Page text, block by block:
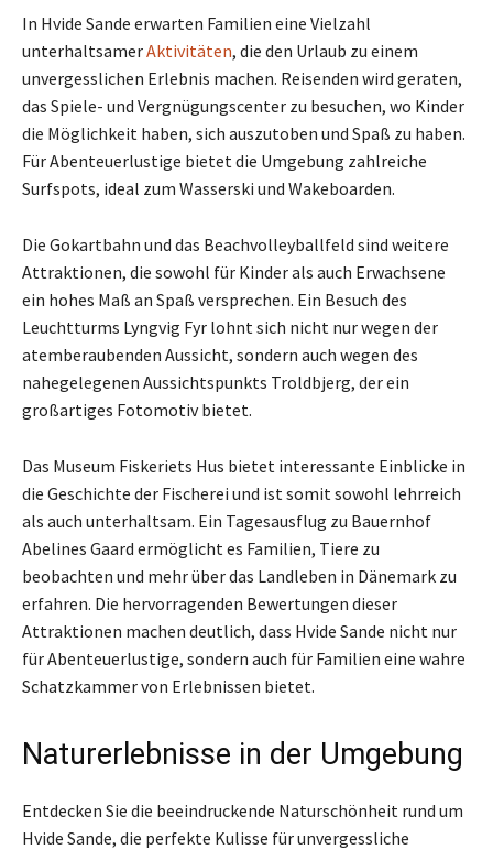
In Hvide Sande erwarten Familien eine Vielzahl
unterhaltsamerAktivitäten, die den Urlaub zu einem
unvergesslichen Erlebnis machen. Reisenden wird geraten,
das Spiele- und Vergnügungscenter zu besuchen, wo Kinder
die Möglichkeit haben, sich auszutoben und Spaß zu haben.
Für Abenteuerlustige bietet die Umgebung zahlreiche
Surfspots, ideal zum Wasserski und Wakeboarden.
Die Gokartbahn und das Beachvolleyballfeld sind weitere
Attraktionen, die sowohl für Kinder als auch Erwachsene
ein hohes Maß an Spaß versprechen. Ein Besuch des
Leuchtturms Lyngvig Fyr lohnt sich nicht nur wegen der
atemberaubenden Aussicht, sondern auch wegen des
nahegelegenen Aussichtspunkts Troldbjerg, der ein
großartiges Fotomotiv bietet.
Das Museum Fiskeriets Hus bietet interessante Einblicke in
die Geschichte der Fischerei und ist somit sowohl lehrreich
als auch unterhaltsam. Ein Tagesausflug zu Bauernhof
Abelines Gaard ermöglicht es Familien, Tiere zu
beobachten und mehr über das Landleben in Dänemark zu
erfahren. Die hervorragenden Bewertungen dieser
Attraktionen machen deutlich, dass Hvide Sande nicht nur
für Abenteuerlustige, sondern auch für Familien eine wahre
Schatzkammer von Erlebnissen bietet.
Naturerlebnisse in der Umgebung
Entdecken Sie die beeindruckende Naturschönheit rund um
Hvide Sande, die perfekte Kulisse für unvergessliche